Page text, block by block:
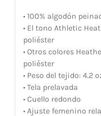
• 100% algodón
• El tono Athletic
poliéster
• Otros colores
poliéster
• Peso del tejido: 4.2
• Tela prelavada
• Cuello redondo
• Ajuste femenino